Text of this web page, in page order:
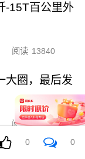
-15T百公里外
阅读 13840
大圈，最后发
阅读 13391
馆，高市早
0 0